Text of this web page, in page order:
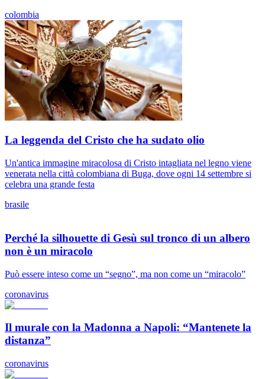
colombia
La leggenda del Cristo che ha sudato olio
Un'antica immagine miracolosa di Cristo intagliata nel legno viene
venerata nella città colombiana di Buga, dove ogni 14 settembre si
celebra una grande festa
brasile
Perché la silhouette di Gesù sul tronco di un albero
non è un miracolo
Può essere inteso come un “segno”, ma non come un “miracolo”
coronavirus
Il murale con la Madonna a Napoli: “Mantenete la
distanza”
coronavirus